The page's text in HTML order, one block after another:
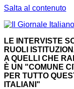
Salta al contenuto
LE INTERVISTE
RUOLI
A QUELLI CHE
È UN "COMUNE
PER TUTTO
ITALIANI"